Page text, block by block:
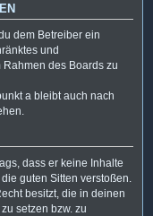
dem Betreiber ein
und
des Boards zu
a bleibt auch nach
dass er keine Inhalte
guten Sitten verstoßen.
besitzt, die in deinen
setzen bzw. zu